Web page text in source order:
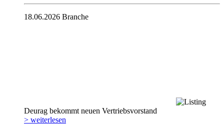
18.06.2026 Branche
Deurag bekommt neuen Vertriebsvorstand
> weiterlesen